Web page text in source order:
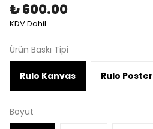
₺ 600.00
KDV Dahil
Ürün Baskı Tipi
Rulo Kanvas Rulo Poster
Boyut